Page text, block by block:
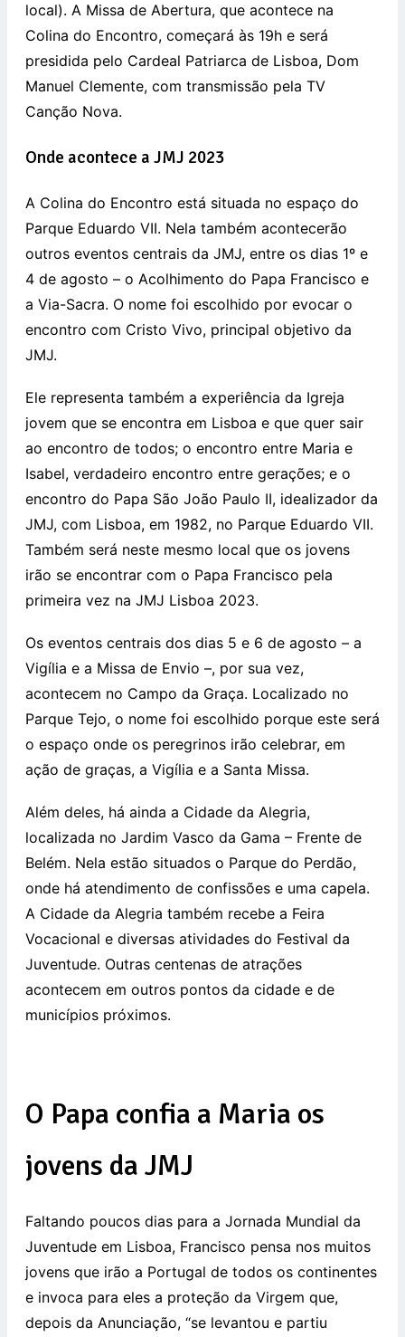
local). A Missa de Abertura, que acontece na
Colina do Encontro, começará às 19h e será
presidida pelo Cardeal Patriarca de Lisboa, Dom
Manuel Clemente, com transmissão pela TV
Canção Nova.
Onde acontece a JMJ 2023
A Colina do Encontro está situada no espaço do
Parque Eduardo VII. Nela também acontecerão
outros eventos centrais da JMJ, entre os dias 1º e
4 de agosto – o Acolhimento do Papa Francisco e
a Via-Sacra. O nome foi escolhido por evocar o
encontro com Cristo Vivo, principal objetivo da
JMJ.
Ele representa também a experiência da Igreja
jovem que se encontra em Lisboa e que quer sair
ao encontro de todos; o encontro entre Maria e
Isabel, verdadeiro encontro entre gerações; e o
encontro do Papa São João Paulo II, idealizador da
JMJ, com Lisboa, em 1982, no Parque Eduardo VII.
Também será neste mesmo local que os jovens
irão se encontrar com o Papa Francisco pela
primeira vez na JMJ Lisboa 2023.
Os eventos centrais dos dias 5 e 6 de agosto – a
Vigília e a Missa de Envio –, por sua vez,
acontecem no Campo da Graça. Localizado no
Parque Tejo, o nome foi escolhido porque este será
o espaço onde os peregrinos irão celebrar, em
ação de graças, a Vigília e a Santa Missa.
Além deles, há ainda a Cidade da Alegria,
localizada no Jardim Vasco da Gama – Frente de
Belém. Nela estão situados o Parque do Perdão,
onde há atendimento de confissões e uma capela.
A Cidade da Alegria também recebe a Feira
Vocacional e diversas atividades do Festival da
Juventude. Outras centenas de atrações
acontecem em outros pontos da cidade e de
municípios próximos.
O Papa confia a Maria os
jovens da JMJ
Faltando poucos dias para a Jornada Mundial da
Juventude em Lisboa, Francisco pensa nos muitos
jovens que irão a Portugal de todos os continentes
e invoca para eles a proteção da Virgem que,
depois da Anunciação, “se levantou e partiu